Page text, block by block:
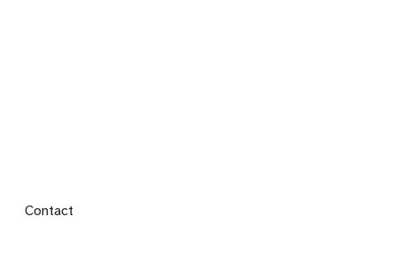
Footer menu
Contact